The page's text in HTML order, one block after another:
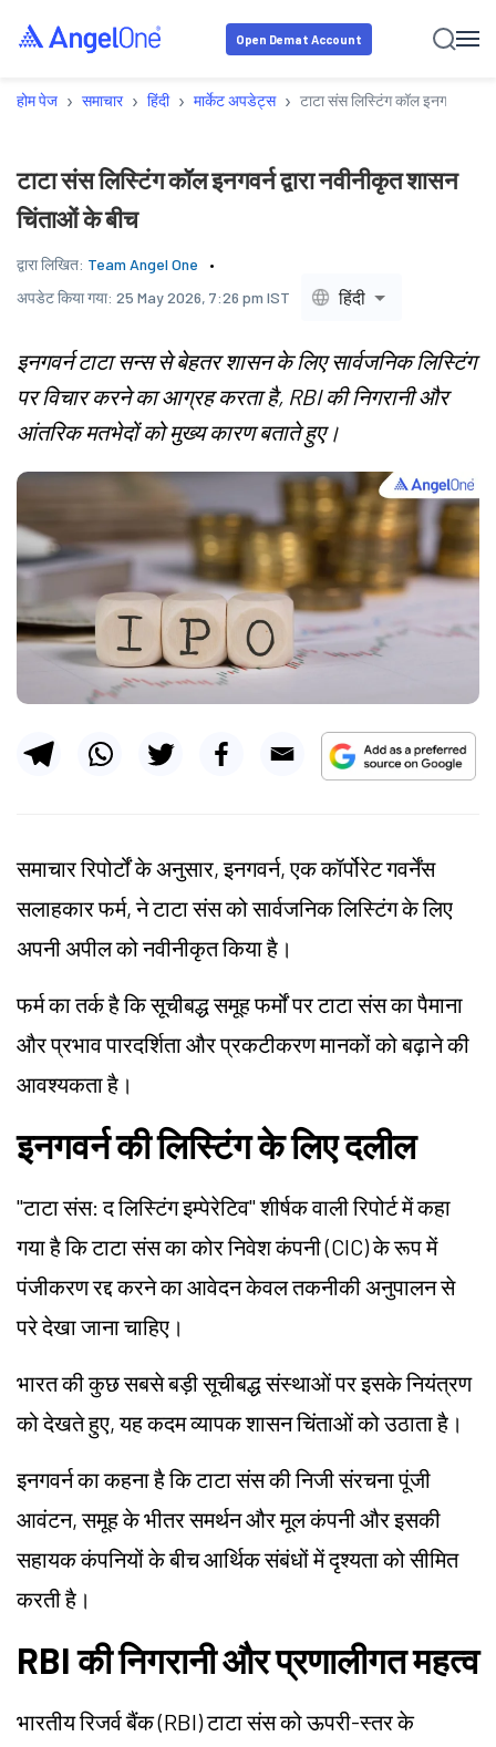
Open Demat Account
होम पेज › समाचार › हिंदी › मार्केट अपडेट्स › टाटा संस लिस्टिंग कॉल इनगवर्न
टाटा संस लिस्टिंग कॉल इनगवर्न द्वारा नवीनीकृत शासन
चिंताओं के बीच
द्वारा लिखित: Team Angel One
अपडेट किया गया: 25 May 2026, 7:26 pm IST हिंदी
इनगवर्न टाटा सन्स से बेहतर शासन के लिए सार्वजनिक लिस्टिंग
पर विचार करने का आग्रह करता है, RBI की निगरानी और
आंतरिक मतभेदों को मुख्य कारण बताते हुए।
समाचार रिपोर्टों के अनुसार, इनगवर्न, एक कॉर्पोरेट गवर्नेंस
सलाहकार फर्म, ने टाटा संस को सार्वजनिक लिस्टिंग के लिए
अपनी अपील को नवीनीकृत किया है।
फर्म का तर्क है कि सूचीबद्ध समूह फर्मों पर टाटा संस का पैमाना
और प्रभाव पारदर्शिता और प्रकटीकरण मानकों को बढ़ाने की
आवश्यकता है।
इनगवर्न की लिस्टिंग के लिए दलील
"टाटा संस: द लिस्टिंग इम्पेरेटिव" शीर्षक वाली रिपोर्ट में कहा
गया है कि टाटा संस का कोर निवेश कंपनी (CIC) के रूप में
पंजीकरण रद्द करने का आवेदन केवल तकनीकी अनुपालन से
परे देखा जाना चाहिए।
भारत की कुछ सबसे बड़ी सूचीबद्ध संस्थाओं पर इसके नियंत्रण
को देखते हुए, यह कदम व्यापक शासन चिंताओं को उठाता है।
इनगवर्न का कहना है कि टाटा संस की निजी संरचना पूंजी
आवंटन, समूह के भीतर समर्थन और मूल कंपनी और इसकी
सहायक कंपनियों के बीच आर्थिक संबंधों में दृश्यता को सीमित
करती है।
RBI की निगरानी और प्रणालीगत महत्व
भारतीय रिजर्व बैंक (RBI) टाटा संस को ऊपरी-स्तर के